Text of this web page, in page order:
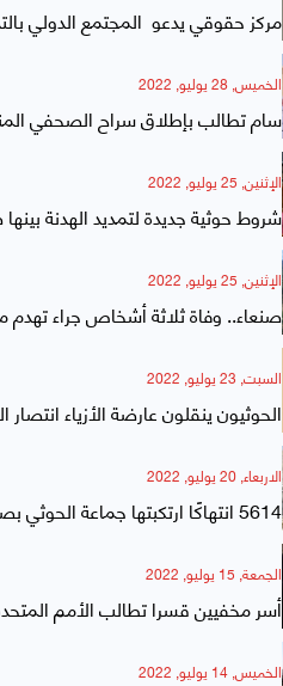
مركز حقوقي يدعو المجتمع الدولي
الخميس, 28 يوليو, 2022
سام تطالب بإطلاق سراح الصحفي
الإثنين, 25 يوليو, 2022
شروط حوثية جديدة لتمديد الهدنة
الإثنين, 25 يوليو, 2022
صنعاء.. وفاة ثلاثة أشخاص جراء تهدم
السبت, 23 يوليو, 2022
الحوثيون ينقلون عارضة الأزياء
الاربعاء, 20 يوليو, 2022
5614 انتهاكًا ارتكبتها جماعة الحوثي بصنعاء خلال العام الماضي
الجمعة, 15 يوليو, 2022
أسر مخفيين قسرا تطالب الأمم
الخميس, 14 يوليو, 2022